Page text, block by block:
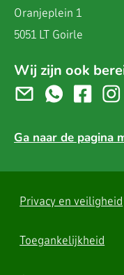
Oranjeplein 1
5051 LT Goirle
Wij zijn ook
Ga naar de pagina
Privacy en veiligheid
Toegankelijkheid